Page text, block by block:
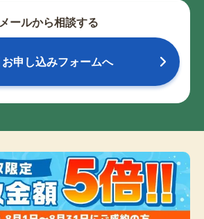
メールから相談する
お申し込みフォームへ